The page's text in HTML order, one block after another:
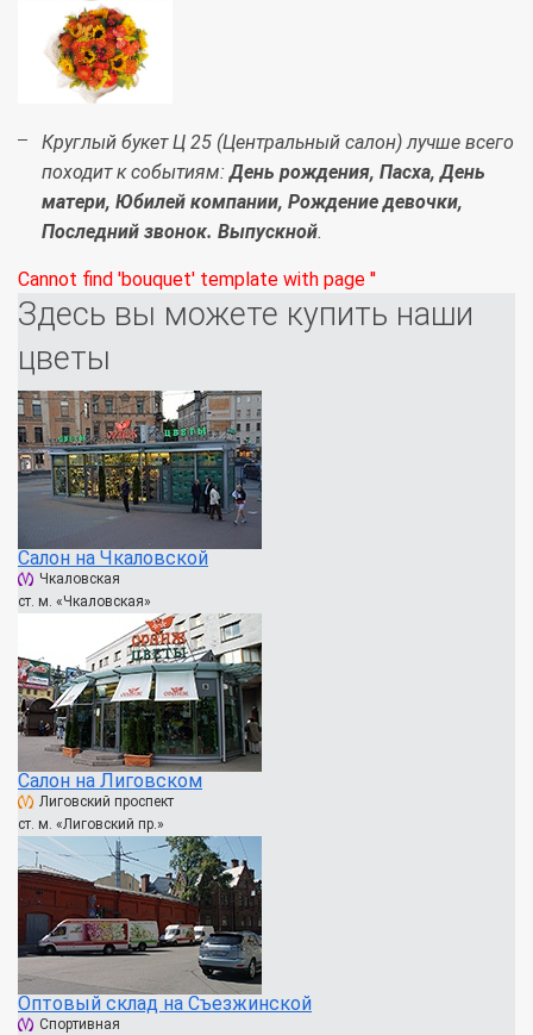
Круглый букет Ц 25 (Центральный салон) лучше всего
походит к событиям:День рождения, Пасха, День
матери, Юбилей компании, Рождение девочки,
Последний звонок. Выпускной.
Cannot find 'bouquet' template with page ''
Здесь вы можете купить наши
цветы
Салон на Чкаловской
Чкаловская
ст. м. «Чкаловская»
Салон на Лиговском
Лиговский проспект
ст. м. «Лиговский пр.»
Оптовый склад на Съезжинской
Спортивная